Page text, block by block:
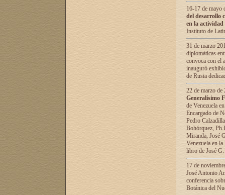
16-17 de mayo
del desarrollo
en la
Instituto de
31 de marzo
diplomáticas
convoca con el
inauguró
de Rusia
22 de marzo
Generalísimo
de Venezuela
Encargado de
Pedro
Bohórquez,
Miranda, José
Venezuela en
libro de José
17 de
José Antonio
conferencia
Botánica del